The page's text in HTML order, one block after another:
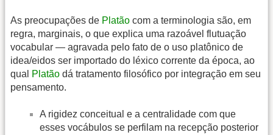
As preocupações de Platão com a terminologia são, em
regra, marginais, o que explica uma razoável flutuação
vocabular — agravada pelo fato de o uso platônico de
idea/eidos ser importado do léxico corrente da época, ao
qual
Platão dá tratamento filosófico por integração em seu
pensamento.
A rigidez conceitual e a centralidade com que
esses vocábulos se perfilam na recepção posterior